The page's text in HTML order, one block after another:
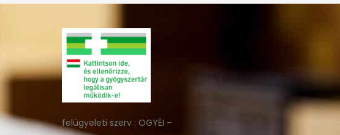
felügyeleti szerv : OGYÉI –